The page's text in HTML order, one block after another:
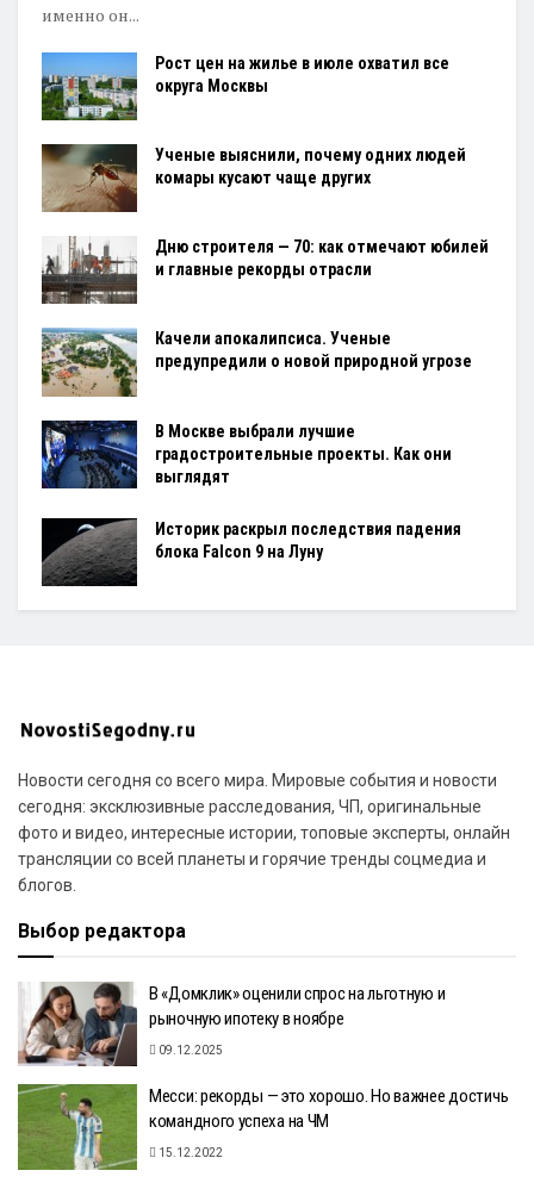
именно он...
Рост цен на жилье в июле охватил все
округа Москвы
Ученые выяснили, почему одних людей
комары кусают чаще других
Дню строителя — 70: как отмечают юбилей
и главные рекорды отрасли
Качели апокалипсиса. Ученые
предупредили о новой природной угрозе
В Москве выбрали лучшие
градостроительные проекты. Как они
выглядят
Историк раскрыл последствия падения
блока Falcon 9 на Луну
Новости сегодня со всего мира. Мировые события и новости
сегодня: эксклюзивные расследования, ЧП, оригинальные
фото и видео, интересные истории, топовые эксперты, онлайн
трансляции со всей планеты и горячие тренды соцмедиа и
блогов.
Выбор редактора
В «Домклик» оценили спрос на льготную и
рыночную ипотеку в ноябре
09.12.2025
Месси: рекорды — это хорошо. Но важнее достичь
командного успеха на ЧМ
15.12.2022